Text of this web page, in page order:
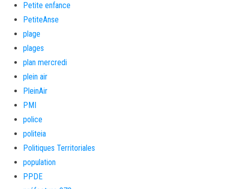
Petite enfance
PetiteAnse
plage
plages
plan mercredi
plein air
PleinAir
PMI
police
politeia
Politiques Territoriales
population
PPDE